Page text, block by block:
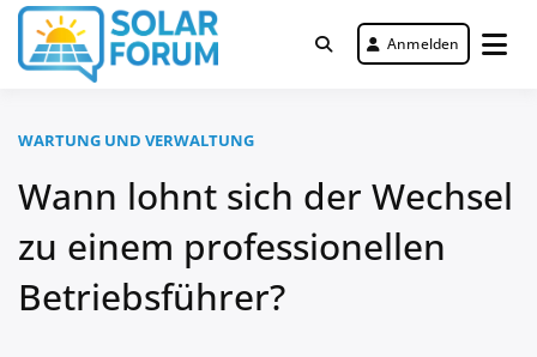
Zum
Inhalt
springen
Solar Forum
Deutschlandweit Nr. 1 Forum für
gewerbliche Solar Investments
Anmelden
WARTUNG UND VERWALTUNG
Wann lohnt sich der Wechsel
zu einem professionellen
Betriebsführer?